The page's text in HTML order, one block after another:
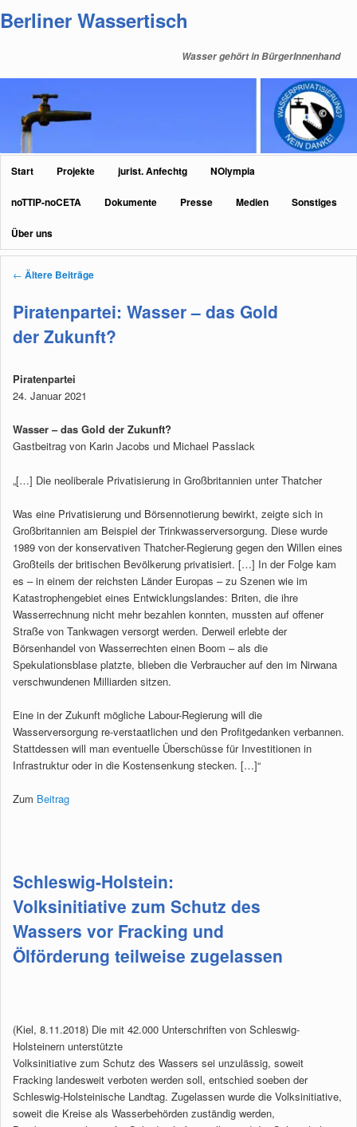
primären
sekundären
Berliner Wassertisch
Wasser gehört in BürgerInnenhand
Hauptmenü
Start Projekte jurist. Anfechtg NOlympia
noTTIP-noCETA Dokumente Presse Medien Sonstiges
Über uns
Beitragsnavigation
← Ältere Beiträge
Piratenpartei: Wasser – das Gold
der Zukunft?
Piratenpartei
24. Januar 2021
Wasser – das Gold der Zukunft?
Gastbeitrag von Karin Jacobs und Michael Passlack
„[…] Die neoliberale Privatisierung in Großbritannien unter Thatcher
Was eine Privatisierung und Börsennotierung bewirkt, zeigte sich in
Großbritannien am Beispiel der Trinkwasserversorgung. Diese wurde
1989 von der konservativen Thatcher-Regierung gegen den Willen eines
Großteils der britischen Bevölkerung privatisiert. […] In der Folge kam
es – in einem der reichsten Länder Europas – zu Szenen wie im
Katastrophengebiet eines Entwicklungslandes: Briten, die ihre
Wasserrechnung nicht mehr bezahlen konnten, mussten auf offener
Straße von Tankwagen versorgt werden. Derweil erlebte der
Börsenhandel von Wasserrechten einen Boom – als die
Spekulationsblase platzte, blieben die Verbraucher auf den im Nirwana
verschwundenen Milliarden sitzen.
Eine in der Zukunft mögliche Labour-Regierung will die
Wasserversorgung re-verstaatlichen und den Profitgedanken verbannen.
Stattdessen will man eventuelle Überschüsse für Investitionen in
Infrastruktur oder in die Kostensenkung stecken. […]“
Zum Beitrag
Schleswig-Holstein:
Volksinitiative zum Schutz des
Wassers vor Fracking und
Ölförderung teilweise zugelassen
(Kiel, 8.11.2018) Die mit 42.000 Unterschriften von Schleswig-
Holsteinern unterstützte
Volksinitiative zum Schutz des Wassers sei unzulässig, soweit
Fracking landesweit verboten werden soll, entschied soeben der
Schleswig-Holsteinische Landtag. Zugelassen wurde die Volksinitiative,
soweit die Kreise als Wasserbehörden zuständig werden,